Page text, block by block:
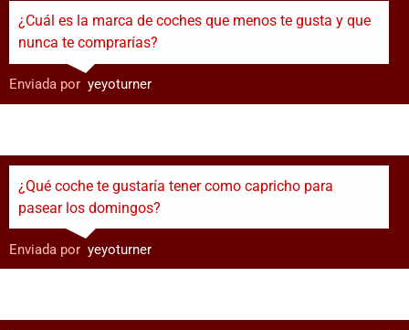
¿Cuál es la marca de coches que menos te gusta y que
nunca te comprarías?
Enviada por: yeyoturner
¿Qué coche te gustaría tener como capricho para
pasear los domingos?
Enviada por: yeyoturner